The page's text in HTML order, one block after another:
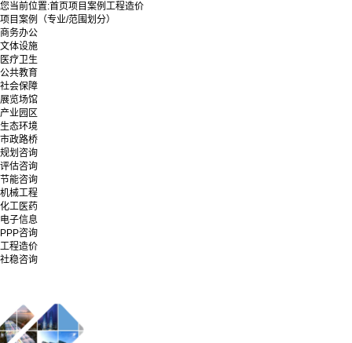
您当前位置:首页项目案例 工程造价
项目案例（专业/范围划分）
商务办公
文体设施
医疗卫生
公共教育
社会保障
展览场馆
产业园区
生态环境
市政路桥
规划咨询
评估咨询
节能咨询
机械工程
化工医药
电子信息
PPP咨询
工程造价
社稳咨询